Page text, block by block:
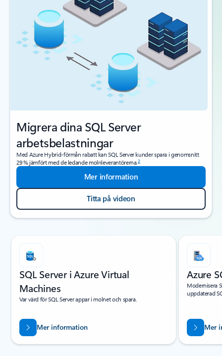
Migrera dina SQL Server
arbetsbelastningar
Med Azure Hybrid-förmån rabatt kan SQL Server kunder spara i genomsnitt
29 % jämfört med de ledande molnleverantörerna.2
Mer information
Titta på videon
Visar bild 1 av 4
SQL Server i Azure Virtual
Machines
Var värd för SQL Server appar i molnet och spara.
Mer information
Azure
Modernisera
uppdaterad
Mer